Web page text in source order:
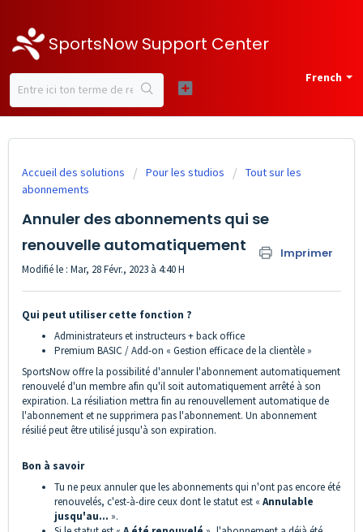
SportsNow Support Center
French
Accueil des solutions Pour les studios
Tout sur les
abonnements
Annuler des abonnements qui se
renouvelle automatiquement
Imprimer
Modifié le : Mar, 28 Févr., 2023 à 4:40 H
Qui peut utiliser cette fonction ?
Administrateurs et instructeurs + back office
Premium BASIC / Add-on « Gestion efficace de la clientèle »
SportsNow offre la possibilité d'annuler l'abonnement automatiquement
renouvelé d'un membre afin qu'il soit automatiquement arrêté à son
expiration. La résiliation mettra fin au renouvellement automatique de
l'abonnement et ne supprimera pas l'abonnement. Un abonnement
résilié peut être utilisé jusqu'à son expiration.
Bon à savoir
Tu ne peux annuler que les abonnements qui n'ont pas encore été
renouvelés, c'est-à-dire ceux dont le statut est « Annulable
jusqu'au... ».